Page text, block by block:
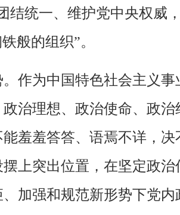
统一、维护党中央权威
般的组织”。
作为中国特色社会主义
治理想、政治使命、政
羞羞答答、语焉不详，
上突出位置，在坚定政
加强和规范新形势下党